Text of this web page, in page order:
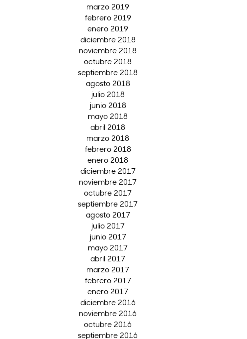
marzo 2019
febrero 2019
enero 2019
diciembre 2018
noviembre 2018
octubre 2018
septiembre 2018
agosto 2018
julio 2018
junio 2018
mayo 2018
abril 2018
marzo 2018
febrero 2018
enero 2018
diciembre 2017
noviembre 2017
octubre 2017
septiembre 2017
agosto 2017
julio 2017
junio 2017
mayo 2017
abril 2017
marzo 2017
febrero 2017
enero 2017
diciembre 2016
noviembre 2016
octubre 2016
septiembre 2016